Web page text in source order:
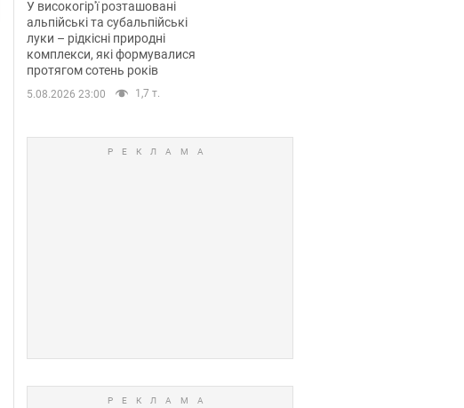
У високогір'ї розташовані
альпійські та субальпійські
луки – рідкісні природні
комплекси, які формувалися
протягом сотень років
5.08.2026 23:00 1,7 т.